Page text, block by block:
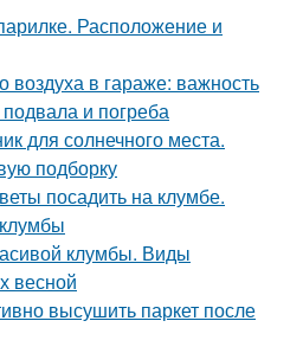
Расположение и
воздуха в гараже: важность
и погреба
для солнечного места.
подборку
посадить на клумбе.
клумбы. Виды
весной
высушить паркет после